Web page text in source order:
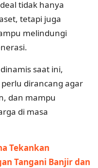
tidak hanya
tetapi juga
melindungi
saat ini,
dirancang agar
dan mampu
di masa
Tekankan
Tangani Banjir dan